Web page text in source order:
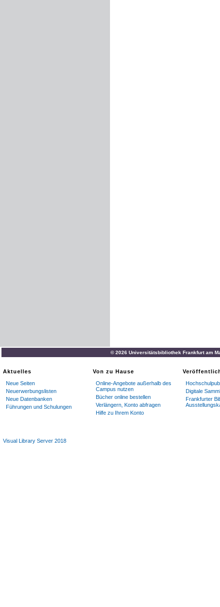
© 2026 Universitätsbibliothek Frankfurt am
Aktuelles
Neue Seiten
Neuerwerbungslisten
Neue Datenbanken
Führungen und Schulungen
Von zu Hause
Online-Angebote außerhalb des
Campus nutzen
Bücher online bestellen
Verlängern, Konto abfragen
Hilfe zu Ihrem Konto
Digitale
Frankfurter
Visual Library Server 2018